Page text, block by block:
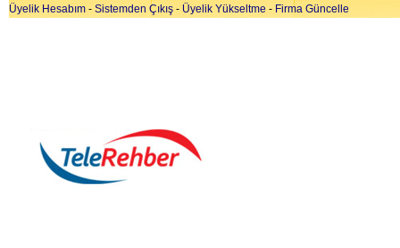
Üyelik Hesabım - Sistemden Çıkış - Üyelik Yükseltme - Firma Güncelle